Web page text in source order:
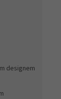
designem